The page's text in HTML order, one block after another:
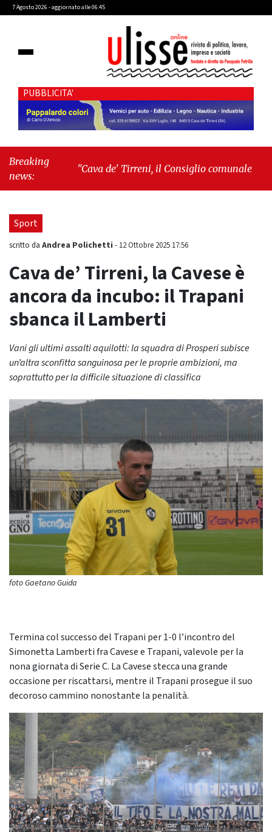
7 Agosto 2026 - aggiornato alle 06:45
PUBBLICITA'
Breaking
news:
"Cava de' Tirreni, il Consiglio comunale conferma
Sara Fariello. L'opposizione lascia l'aula al momento
ceramica ammessa alla fase europea per l’IGP"
Sport
scritto da Andrea Polichetti - 12 Ottobre 2025 17:56
Cava de’ Tirreni, la Cavese è
ancora da incubo: il Trapani
sbanca il Lamberti
Vani gli ultimi assalti aquilotti: la squadra di Prosperi subisce
un’altra sconfitta sanguinosa per le proprie ambizioni, ma
soprattutto per la difficile situazione di classifica
foto Gaetano Guida
Termina col successo del Trapani per 1-0 l’incontro del
Simonetta Lamberti fra Cavese e Trapani, valevole per la
nona giornata di Serie C. La Cavese stecca una grande
occasione per riscattarsi, mentre il Trapani prosegue il suo
decoroso cammino nonostante la penalità.